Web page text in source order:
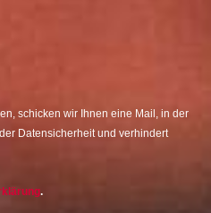
schicken wir Ihnen eine Mail, in der
Datensicherheit und verhindert
.